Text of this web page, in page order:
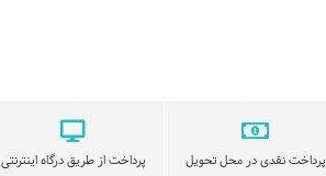
پرداخت نقدی در محل تحویل پرداخت از طریق درگاه اینترنتی